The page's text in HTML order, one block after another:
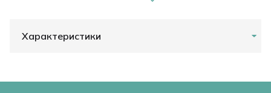
Характеристики